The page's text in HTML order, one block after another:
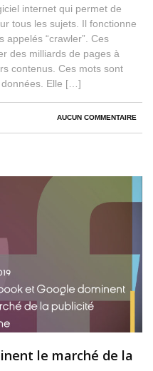
internet qui permet de
tous les sujets. Il fonctionne
appelés “crawler”. Ces
des milliards de pages à
contenus. Ces mots sont
données. Elle […]
AUCUN COMMENTAIRE
le marché de la